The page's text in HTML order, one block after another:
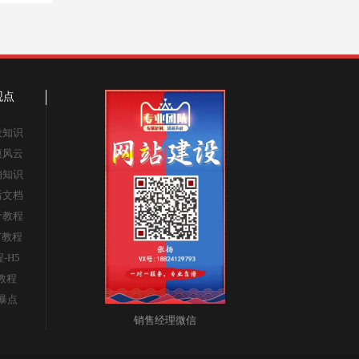
点
识
云
识
档
程
程
-H5
程
点
销售经理微信